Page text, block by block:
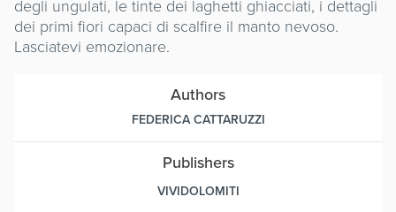
degli ungulati, le tinte dei laghetti ghiacciati, i dettagli
dei primi fiori capaci di scalfire il manto nevoso.
Lasciatevi emozionare.
Authors
FEDERICA CATTARUZZI
Publishers
VIVIDOLOMITI